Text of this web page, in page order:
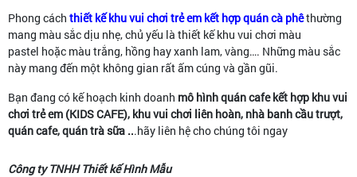
Phong cách thiết kế khu vui chơi trẻ em kết hợp quán cà phêthường
mang màu sắc dịu nhẹ, chủ yếu là thiết kế khu vui chơi màu
pastel hoặc màu trắng, hồng hay xanh lam, vàng…. Những màu sắc
này mang đến một không gian rất ấm cúng và gần gũi.
Bạn đang có kế hoạch kinh doanh mô hìnhquán cafe kết hợp khu vui
chơi trẻ em (KIDS CAFE), khu vui chơi liên hoàn, nhà banh cầu trượt,
quán cafe, quán trà sữa ...hãy liên hệ cho chúng tôi ngay
Công ty TNHH Thiết kế Hình Mẫu